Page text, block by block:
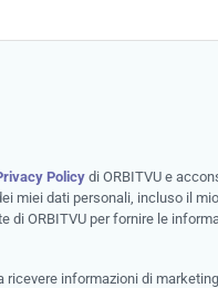
Policydi ORBITVU e
miei dati personali, incluso il
di ORBITVU per fornire le
ricevere informazioni di